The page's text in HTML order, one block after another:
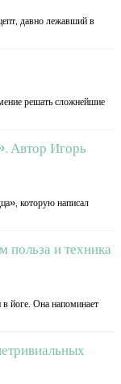
давно лежавший в
решать сложнейшие
Автор Игорь
которую написал
польза и техника
йоге. Она напоминает